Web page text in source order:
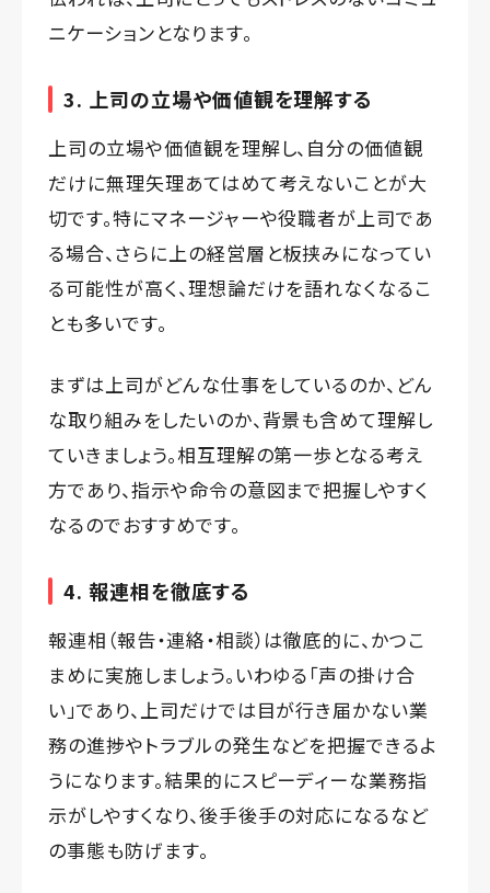
ニケーションとなります。
3. 上司の立場や価値観を理解する
上司の立場や価値観を理解し、自分の価値観
だけに無理矢理あてはめて考えないことが大
切です。特にマネージャーや役職者が上司であ
る場合、さらに上の経営層と板挟みになってい
る可能性が高く、理想論だけを語れなくなるこ
とも多いです。
まずは上司がどんな仕事をしているのか、どん
な取り組みをしたいのか、背景も含めて理解し
ていきましょう。相互理解の第一歩となる考え
方であり、指示や命令の意図まで把握しやすく
なるのでおすすめです。
4. 報連相を徹底する
報連相（報告・連絡・相談）は徹底的に、かつこ
まめに実施しましょう。いわゆる「声の掛け合
い」であり、上司だけでは目が行き届かない業
務の進捗やトラブルの発生などを把握できるよ
うになります。結果的にスピーディーな業務指
示がしやすくなり、後手後手の対応になるなど
の事態も防げます。